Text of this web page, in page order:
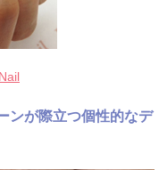
ンが際立つ個性的なデ